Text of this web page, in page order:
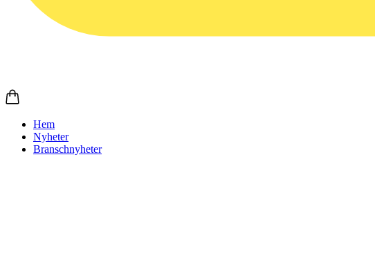
Hem
Nyheter
Branschnyheter